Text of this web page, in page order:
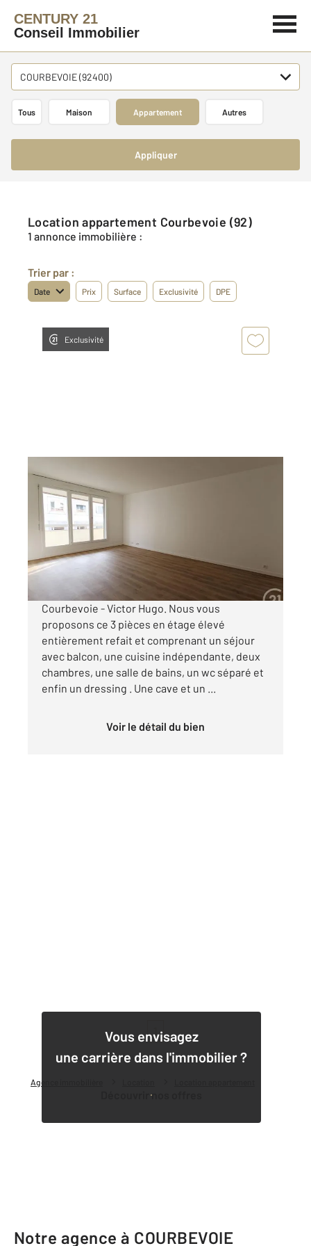
CENTURY 21
Conseil Immobilier
COURBEVOIE (92400)
Tous Maison Appartement Autres
Appliquer
Agence immobilière
Location appartement Courbevoie (92)
1 annonce immobilière :
Trier par :
Date Prix Surface Exclusivité DPE
Exclusivité
COURBEVOIE 92
65,71 m2, 3 pièces
Ref : 23122
Appartement F3 à louer
1 783 €
par mois charges comprises
Courbevoie - Victor Hugo. Nous vous
proposons ce 3 pièces en étage élevé
entièrement refait et comprenant un séjour
avec balcon, une cuisine indépendante, deux
chambres, une salle de bains, un wc séparé et
enfin un dressing . Une cave et un ...
Voir le détail du bien
Vous envisagez
une carrière dans l'immobilier ?
Découvrir nos offres
Notre agence à COURBEVOIE